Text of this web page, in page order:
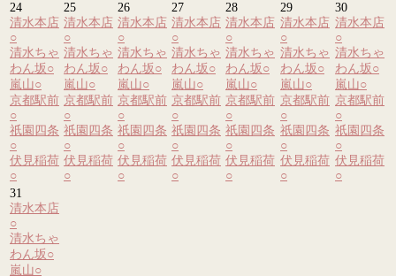
24
清水本店
○
清水ちゃ
わん坂○
嵐山○
京都駅前
○
祇園四条
○
伏見稲荷
○
25
清水本店
○
清水ちゃ
わん坂○
嵐山○
京都駅前
○
祇園四条
○
伏見稲荷
○
26
清水本店
○
清水ちゃ
わん坂○
嵐山○
京都駅前
○
祇園四条
○
伏見稲荷
○
27
清水本店
○
清水ちゃ
わん坂○
嵐山○
京都駅前
○
祇園四条
○
伏見稲荷
○
28
清水本店
○
清水ちゃ
わん坂○
嵐山○
京都駅前
○
祇園四条
○
伏見稲荷
○
29
清水本店
○
清水ちゃ
わん坂○
嵐山○
京都駅前
○
祇園四条
○
伏見稲荷
○
30
清水本店
○
清水ちゃ
わん坂○
嵐山○
京都駅前
○
祇園四条
○
伏見稲荷
○
31
清水本店
○
清水ちゃ
わん坂○
嵐山○